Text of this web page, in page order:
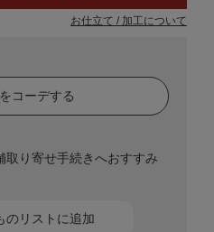
お仕立て / 加工について
コーデする
のリストに追加
取り寄せ手続きへおすすみ